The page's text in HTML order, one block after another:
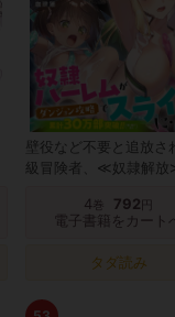
壁役など不要と追放さ
級冒険者、≪奴隷解
4 巻 792円
電子書籍をカート
タダ読み